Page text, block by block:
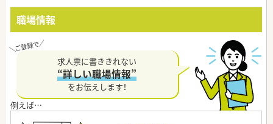
職場情報
求人票に書ききれない
“詳しい職場情報”
をお伝えします！